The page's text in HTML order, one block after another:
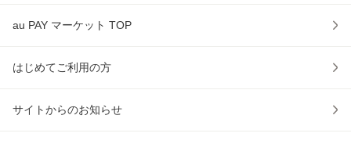
au PAY マーケット TOP
はじめてご利用の方
サイトからのお知らせ